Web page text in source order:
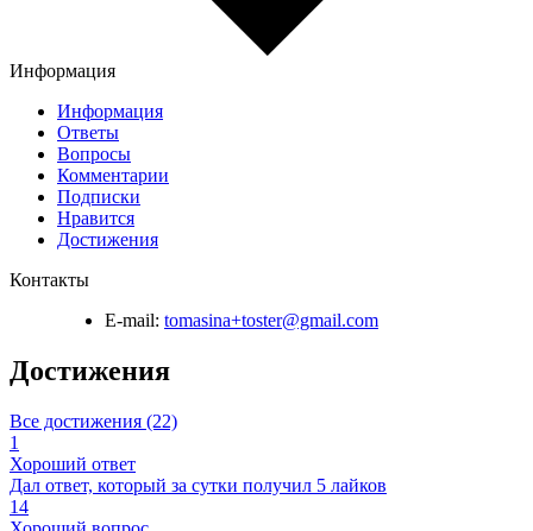
Информация
Информация
Ответы
Вопросы
Комментарии
Подписки
Нравится
Достижения
Контакты
E-mail: tomasina+toster@gmail.com
Достижения
Все достижения (22)
1
Хороший ответ
Дал ответ, который за сутки получил 5 лайков
14